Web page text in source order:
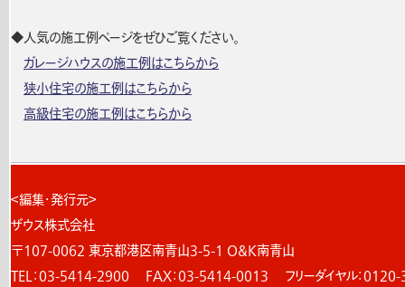
◆人気の施工例ページをぜひご覧ください。
ガレージハウスの施工例はこちらから
狭小住宅の施工例はこちらから
高級住宅の施工例はこちらから
＜編集・発行元＞
ザウス株式会社
〒107-0062 東京都港区南青山3-5-1 O&K南青山
TEL：03-5414-2900 FAX：03-5414-0013 フリーダイヤル：